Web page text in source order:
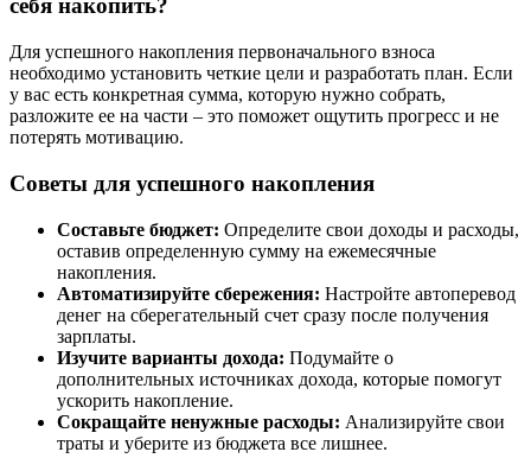
себя накопить?
Для успешного накопления первоначального взноса
необходимо установить четкие цели и разработать план. Если
у вас есть конкретная сумма, которую нужно собрать,
разложите ее на части – это поможет ощутить прогресс и не
потерять мотивацию.
Советы для успешного накопления
Составьте бюджет: Определите свои доходы и расходы,
оставив определенную сумму на ежемесячные
накопления.
Автоматизируйте сбережения: Настройте автоперевод
денег на сберегательный счет сразу после получения
зарплаты.
Изучите варианты дохода: Подумайте о
дополнительных источниках дохода, которые помогут
ускорить накопление.
Сокращайте ненужные расходы: Анализируйте свои
траты и уберите из бюджета все лишнее.